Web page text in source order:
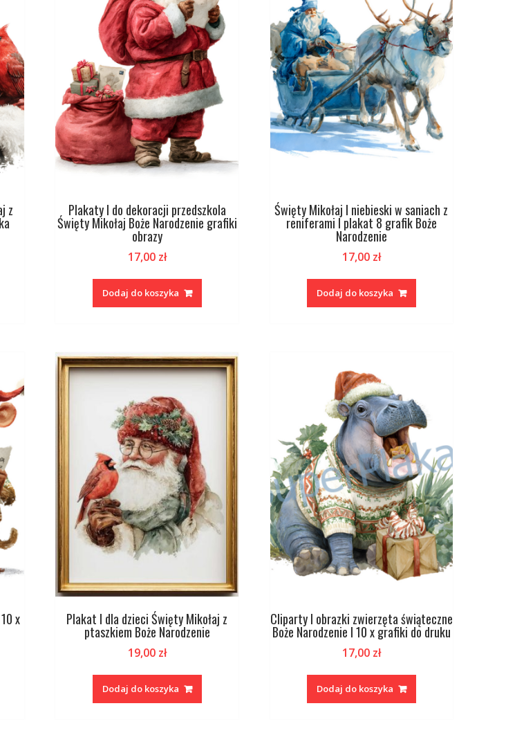
z Plakaty I do dekoracji przedszkola
Święty Mikołaj Boże Narodzenie grafiki
obrazy
17,00 zł
Dodaj do koszyka
Święty Mikołaj I niebieski w saniach z
reniferami I plakat 8 grafik Boże
Narodzenie
17,00 zł
Dodaj do koszyka
x Plakat I dla dzieci Święty Mikołaj z
ptaszkiem Boże Narodzenie
19,00 zł
Dodaj do koszyka
Cliparty I obrazki zwierzęta świąteczne
Boże Narodzenie I 10 x grafiki do druku
17,00 zł
Dodaj do koszyka